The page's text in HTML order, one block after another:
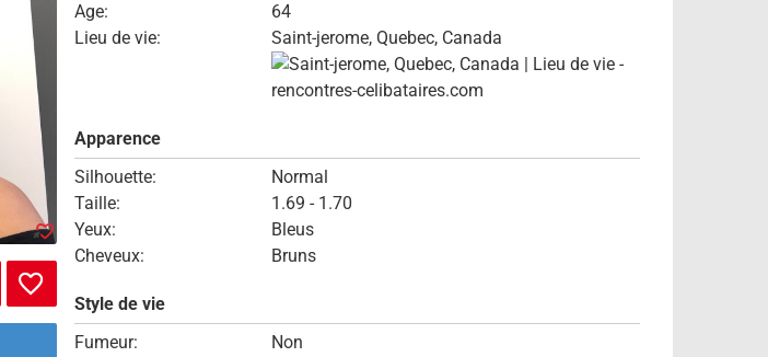
Age:
64
Lieu de vie:
Saint-jerome, Quebec, Canada
Apparence
Silhouette:
Normal
Taille:
1.69 - 1.70
Yeux:
Bleus
Cheveux:
Bruns
Style de vie
Fumeur:
Non